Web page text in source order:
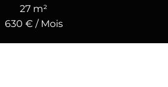
27 m²
630 € / Mois